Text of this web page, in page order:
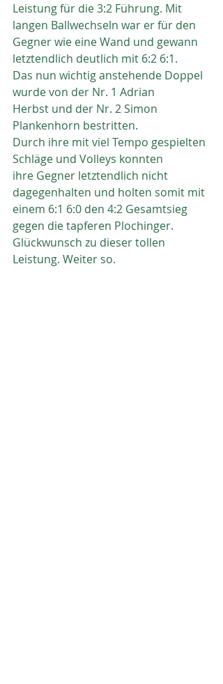
Leistung für die 3:2 Führung. Mit
langen Ballwechseln war er für den
Gegner wie eine Wand und gewann
letztendlich deutlich mit 6:2 6:1.
Das nun wichtig anstehende Doppel
wurde von der Nr. 1 Adrian
Herbst und der Nr. 2 Simon
Plankenhorn bestritten.
Durch ihre mit viel Tempo gespielten
Schläge und Volleys konnten
ihre Gegner letztendlich nicht
dagegenhalten und holten somit mit
einem 6:1 6:0 den 4:2 Gesamtsieg
gegen die tapferen Plochinger.
Glückwunsch zu dieser tollen
Leistung. Weiter so.